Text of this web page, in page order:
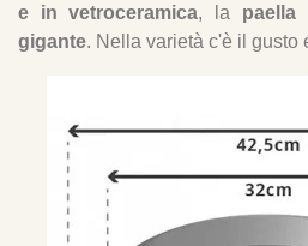
e in vetroceramica, la paella
gigante. Nella varietà c'è il gusto